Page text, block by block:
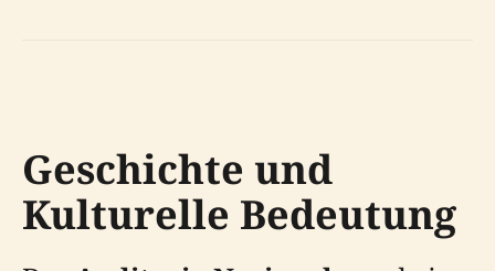
Geschichte und
Kulturelle Bedeutung